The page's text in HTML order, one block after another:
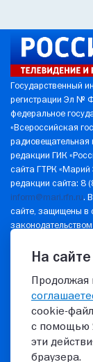
Государственный
регистрации Эл №
федеральное
«Всероссийская
радиовещательная
редакции ГИК
сайта ГТРК
редакции сайта: 8
inform@mari.rfn.ru.
сайте, защищены в
использование
возможно только
Политика в
На
Продолжая
с помощью
эти
браузера.